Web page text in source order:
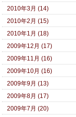
2010年3月 (14)
2010年2月 (15)
2010年1月 (18)
2009年12月 (17)
2009年11月 (16)
2009年10月 (16)
2009年9月 (13)
2009年8月 (17)
2009年7月 (20)